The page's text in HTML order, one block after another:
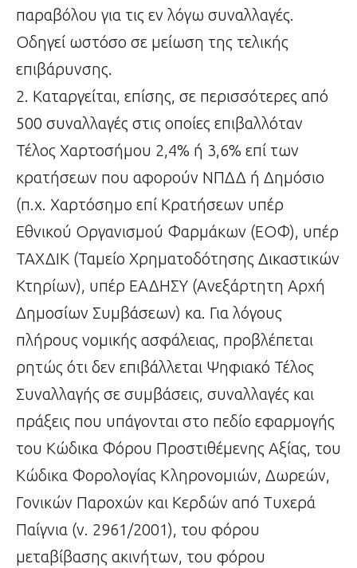
παραβόλου για τις εν λόγω συναλλαγές.
Οδηγεί ωστόσο σε μείωση της τελικής
επιβάρυνσης.
2. Καταργείται, επίσης, σε περισσότερες από
500 συναλλαγές στις οποίες επιβαλλόταν
Τέλος Χαρτοσήμου 2,4% ή 3,6% επί των
κρατήσεων που αφορούν ΝΠΔΔ ή Δημόσιο
(π.χ. Χαρτόσημο επί Κρατήσεων υπέρ
Εθνικού Οργανισμού Φαρμάκων (ΕΟΦ), υπέρ
ΤΑΧΔΙΚ (Ταμείο Χρηματοδότησης Δικαστικών
Κτηρίων), υπέρ ΕΑΔΗΣΥ (Ανεξάρτητη Αρχή
Δημοσίων Συμβάσεων) κα. Για λόγους
πλήρους νομικής ασφάλειας, προβλέπεται
ρητώς ότι δεν επιβάλλεται Ψηφιακό Τέλος
Συναλλαγής σε συμβάσεις, συναλλαγές και
πράξεις που υπάγονται στο πεδίο εφαρμογής
του Κώδικα Φόρου Προστιθέμενης Αξίας, του
Κώδικα Φορολογίας Κληρονομιών, Δωρεών,
Γονικών Παροχών και Κερδών από Τυχερά
Παίγνια (ν. 2961/2001), του φόρου
μεταβίβασης ακινήτων, του φόρου